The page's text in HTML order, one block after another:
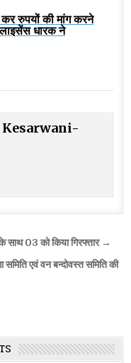
कर रुपयों की मांग करने
धारक ने
03 को किया गिरफ्तार →
समिति एवं वन बन्दोवस्त समिति की